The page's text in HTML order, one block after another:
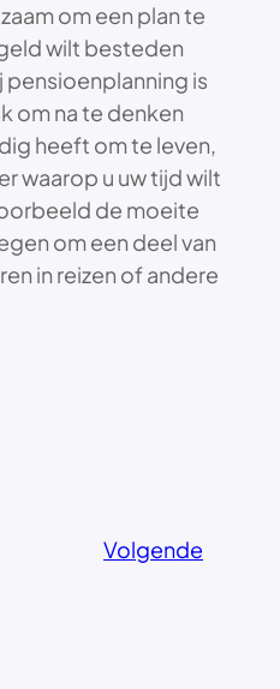
om een plan te
wilt besteden
pensioenplanning is
om na te denken
heeft om te leven,
waarop u uw tijd wilt
de moeite
om een deel van
in reizen of andere
Volgende